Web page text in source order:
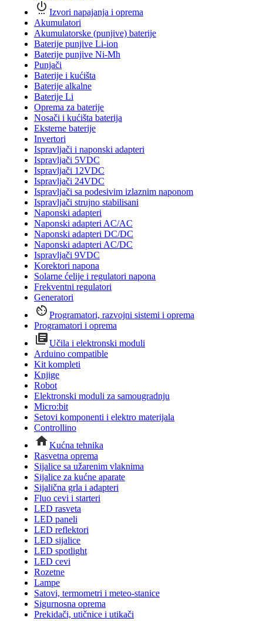
Izvori napajanja i oprema
Akumulatori
Akumulatorske (punjive) baterije
Baterije punjive Li-ion
Baterije punjive Ni-Mh
Punjači
Baterije i kućišta
Baterije alkalne
Baterije Li
Oprema za baterije
Nosači i kućišta baterija
Eksterne baterije
Invertori
Ispravljači i naponski adapteri
Ispravljači 5VDC
Ispravljači 12VDC
Ispravljači 24VDC
Ispravljači sa podesivim izlaznim naponom
Ispravljači strujno stabilisani
Naponski adapteri
Naponski adapteri AC/AC
Naponski adapteri DC/DC
Naponski adapteri AC/DC
Ispravljači 9VDC
Korektori napona
Solarne ćelije i regulatori napona
Frekventni regulatori
Generatori
Programatori, razvojni sistemi i oprema
Programatori i oprema
Učila i elektronski moduli
Arduino compatible
Kit kompleti
Knjige
Robot
Elektronski moduli za samougradnju
Micro:bit
Setovi komponenti i elektro materijala
Controllino
Kućna tehnika
Rasvetna oprema
Sijalice sa užarenim vlaknima
Sijalice za kućne aparate
Sijalična grla i adapteri
Fluo cevi i starteri
LED rasveta
LED paneli
LED reflektori
LED sijalice
LED spotlight
LED cevi
Rozetne
Lampe
Satovi, termometri i meteo-stanice
Sigurnosna oprema
Prekidači, utičnice i utikači